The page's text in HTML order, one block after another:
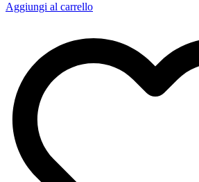
Aggiungi al carrello